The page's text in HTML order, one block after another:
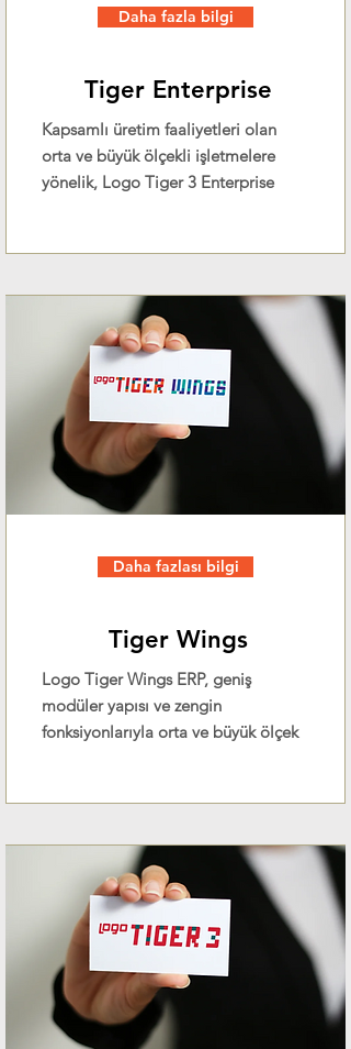
Daha fazla bilgi
Tiger Enterprise
Kapsamlı üretim faaliyetleri olan
orta ve büyük ölçekli işletmelere
yönelik, Logo Tiger 3 Enterprise
Daha fazlası bilgi
Tiger Wings
Logo Tiger Wings ERP, geniş
modüler yapısı ve zengin
fonksiyonlarıyla orta ve büyük ölçek